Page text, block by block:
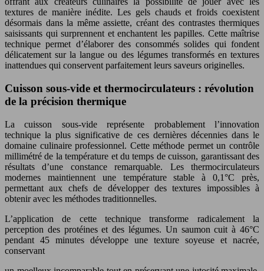
textures de manière inédite. Les gels chauds et froids coexistent
désormais dans la même assiette, créant des contrastes thermiques
saisissants qui surprennent et enchantent les papilles. Cette maîtrise
technique permet d’élaborer des consommés solides qui fondent
délicatement sur la langue ou des légumes transformés en textures
inattendues qui conservent parfaitement leurs saveurs originelles.
Cuisson sous-vide et thermocirculateurs : révolution
de la précision thermique
La cuisson sous-vide représente probablement l’innovation
technique la plus significative de ces dernières décennies dans le
domaine culinaire professionnel. Cette méthode permet un contrôle
millimétré de la température et du temps de cuisson, garantissant des
résultats d’une constance remarquable. Les thermocirculateurs
modernes maintiennent une température stable à 0,1°C près,
permettant aux chefs de développer des textures impossibles à
obtenir avec les méthodes traditionnelles.
L’application de cette technique transforme radicalement la
perception des protéines et des légumes. Un saumon cuit à 46°C
pendant 45 minutes développe une texture soyeuse et nacrée,
conservant